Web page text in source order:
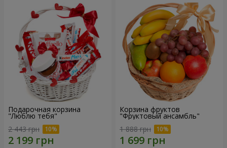
Подарочная корзина
"Люблю тебя"
2 443 грн
Корзина фруктов
"Фруктовый ансамбль"
1 888 грн